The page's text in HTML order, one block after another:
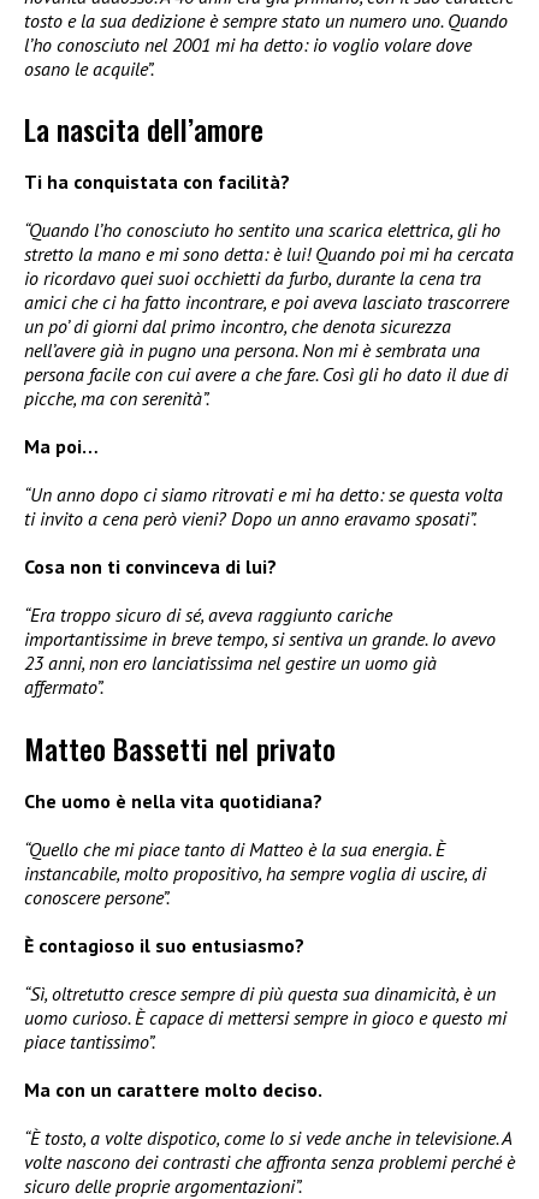
tosto e la sua dedizione è sempre stato un numero uno. Quando
l’ho conosciuto nel 2001 mi ha detto: io voglio volare dove
osano le acquile”.
La nascita dell’amore
Ti ha conquistata con facilità?
“Quando l’ho conosciuto ho sentito una scarica elettrica, gli ho
stretto la mano e mi sono detta: è lui! Quando poi mi ha cercata
io ricordavo quei suoi occhietti da furbo, durante la cena tra
amici che ci ha fatto incontrare, e poi aveva lasciato trascorrere
un po’ di giorni dal primo incontro, che denota sicurezza
nell’avere già in pugno una persona. Non mi è sembrata una
persona facile con cui avere a che fare. Così gli ho dato il due di
picche, ma con serenità”.
Ma poi…
“Un anno dopo ci siamo ritrovati e mi ha detto: se questa volta
ti invito a cena però vieni? Dopo un anno eravamo sposati”.
Cosa non ti convinceva di lui?
“Era troppo sicuro di sé, aveva raggiunto cariche
importantissime in breve tempo, si sentiva un grande. Io avevo
23 anni, non ero lanciatissima nel gestire un uomo già
affermato”.
Matteo Bassetti nel privato
Che uomo è nella vita quotidiana?
“Quello che mi piace tanto di Matteo è la sua energia. È
instancabile, molto propositivo, ha sempre voglia di uscire, di
conoscere persone”.
È contagioso il suo entusiasmo?
“Sì, oltretutto cresce sempre di più questa sua dinamicità, è un
uomo curioso. È capace di mettersi sempre in gioco e questo mi
piace tantissimo”.
Ma con un carattere molto deciso.
“È tosto, a volte dispotico, come lo si vede anche in televisione. A
volte nascono dei contrasti che affronta senza problemi perché è
sicuro delle proprie argomentazioni”.